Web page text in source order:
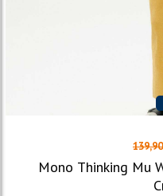
Mono Thinking Mu